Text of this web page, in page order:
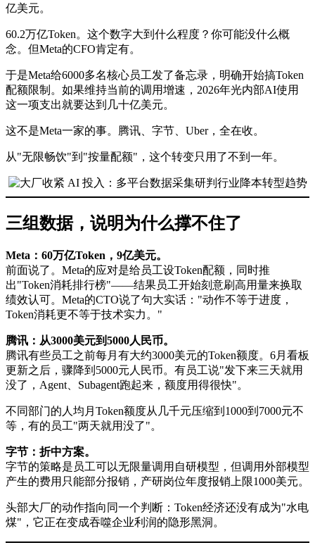
亿美元。
60.2万亿Token。这个数字大到什么程度？你可能没什么概
念。但Meta的CFO肯定有。
于是Meta给6000多名核心员工发了备忘录，明确开始搞Token
配额限制。如果维持当前的调用增速，2026年光内部AI使用
这一项支出就要达到几十亿美元。
这不是Meta一家的事。腾讯、字节、Uber，全在收。
从"无限畅饮"到"按量配额"，这个转变只用了不到一年。
三组数据，说明为什么撑不住了
Meta：60万亿Token，9亿美元。
前面说了。Meta的应对是给员工设Token配额，同时推
出"Token消耗排行榜"——结果员工开始刻意刷高用量来换取
绩效认可。Meta的CTO说了句大实话："动作不等于进度，
Token消耗更不等于技术实力。"
腾讯：从3000美元到5000人民币。
腾讯有些员工之前每月有大约3000美元的Token额度。6月看板
更新之后，骤降到5000元人民币。有员工说"发下来三天就用
没了，Agent、Subagent跑起来，额度用得很快"。
不同部门的人均月Token额度从几千元压缩到1000到7000元不
等，有的员工"两天就用没了"。
字节：折中方案。
字节的策略是员工可以无限量调用自研模型，但调用外部模型
产生的费用只能部分报销，产研岗位年度报销上限1000美元。
头部大厂的动作指向同一个判断：Token经济还没有成为"水电
煤"，它正在变成吞噬企业利润的隐形黑洞。